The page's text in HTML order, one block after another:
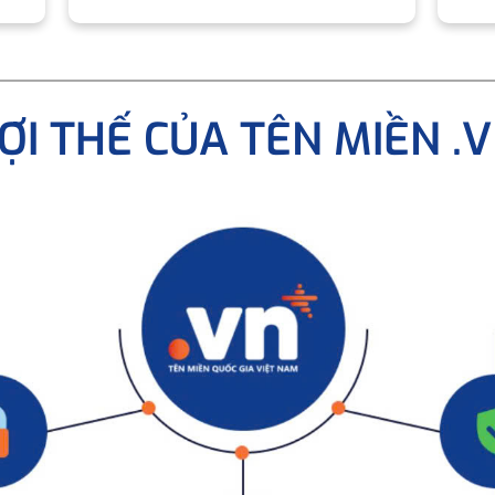
THẾ CỦA TÊN MIỀN